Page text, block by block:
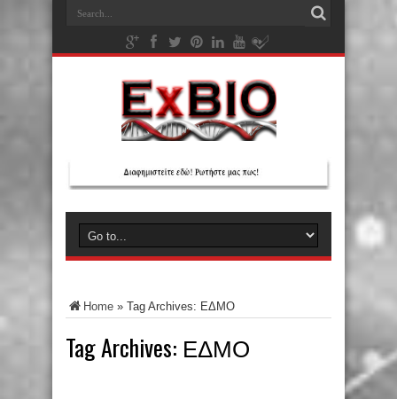
Home » Tag Archives: ΕΔΜΟ
Tag Archives: ΕΔΜΟ